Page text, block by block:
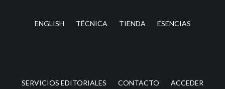
ENGLISH TÉCNICA TIENDA ESENCIAS
SERVICIOS EDITORIALES CONTACTO ACCEDER